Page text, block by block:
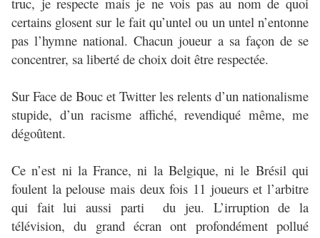
certains glosent sur le fait qu’untel ou un untel n’entonne
pas l’hymne national. Chacun joueur a sa façon de se
concentrer, sa liberté de choix doit être respectée.
Sur Face de Bouc et Twitter les relents d’un nationalisme
stupide, d’un racisme affiché, revendiqué même, me
dégoûtent.
Ce n’est ni la France, ni la Belgique, ni le Brésil qui
foulent la pelouse mais deux fois 11 joueurs et l’arbitre
qui fait lui aussi parti du jeu. L’irruption de la
télévision, du grand écran ont profondément pollué